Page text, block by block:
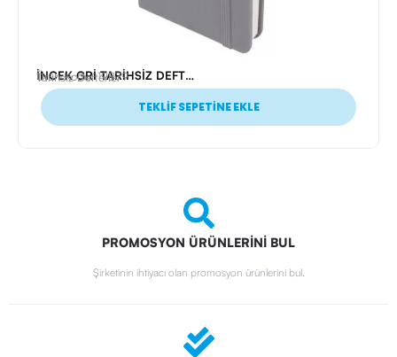
İNCEK GRİ TARİHSİZ DEFTER (9X14 CM)
Ürün Kodu: 19879
Tarihsiz Defterler
TEKLİF SEPETİNE EKLE
PROMOSYON ÜRÜNLERİNİ BUL
Şirketinin ihtiyacı olan promosyon ürünlerini bul.